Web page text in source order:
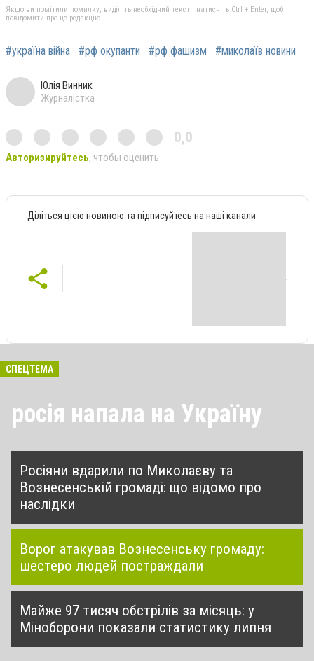
Якщо ви помітили помилку, виділіть необхідний текст і натисніть Ctrl + Enter, щоб
повідомити про це редакцію
#україна війна #рф окупанти #рф фашизм #миколаїв новини
Юлія Винник
Журналістка
0,0
Авторизируйтесь, чтобы оценить
Діліться цією новиною та підписуйтесь на наші канали
СПЕЦТЕМА
росія напала на Україну
Росіяни вдарили по Миколаєву та
Вознесенській громаді: що відомо про
наслідки
Ворог атакував Вознесенську громаду:
шестеро людей постраждали
Майже 97 тисяч обстрілів за місяць: у
Міноборони показали статистику липня